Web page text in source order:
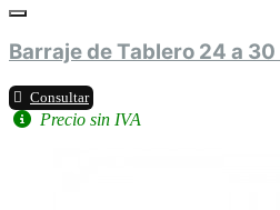
Consultar
Precio sin IVA